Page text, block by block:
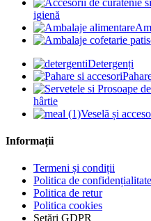
igienă
Detergenți
hârtie
Veselă și
Informații
Termeni și condiții
Politica de confidențialitate
Politica de retur
Politica cookies
Setări GDPR